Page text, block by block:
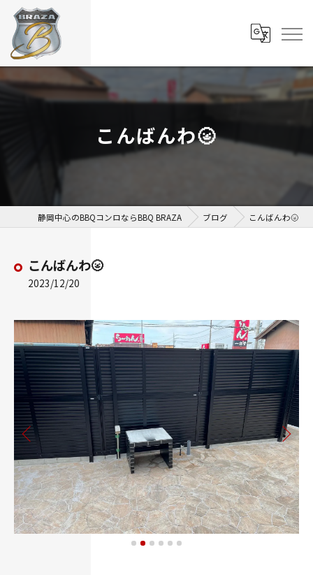
こんばんわ🌝
静岡中心のBBQコンロならBBQ BRAZA ブログ こんばんわ🌝
こんばんわ🌝
2023/12/20